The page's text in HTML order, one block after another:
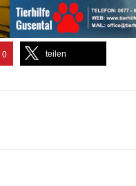
0 teilen